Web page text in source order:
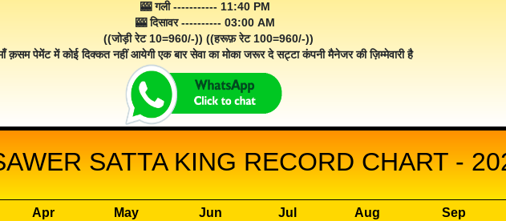
🎰 गली ----------- 11:40 PM
🎰 दिसावर ---------- 03:00 AM
((जोड़ी रेट 10=960/-)) ((हरूफ़ रेट 100=960/-))
क़सम पेमेंट में कोई दिक्कत नहीं आयेगी एक बार सेवा का मोका जरूर दे सट्टा कंपनी मैनेजर की ज़िम्मेवारी है
SATTA KING RECORD CHART -
Apr May Jun Jul Aug Sep